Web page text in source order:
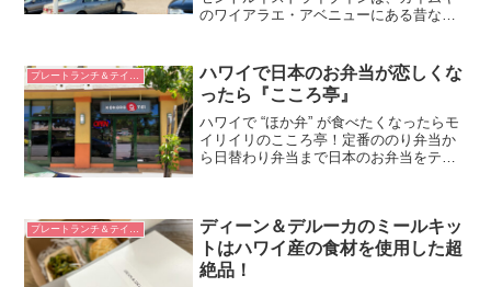
のワイアラエ・アベニューにある昔なが
セントルイス・スクールやシャミナード
大学があります。少しカハ...
プレートランチ＆テイクアウト
ハワイで日本のお弁当が恋しくな
ったら『こころ亭』
ハワイで “ほか弁” が食べたくなったらモ
イリイリのこころ亭！定番ののり弁当か
ら日替わり弁当まで日本のお弁当をテイ
ディーン＆デルーカのミールキッ
トはハワイ産の食材を使用した超
絶品！